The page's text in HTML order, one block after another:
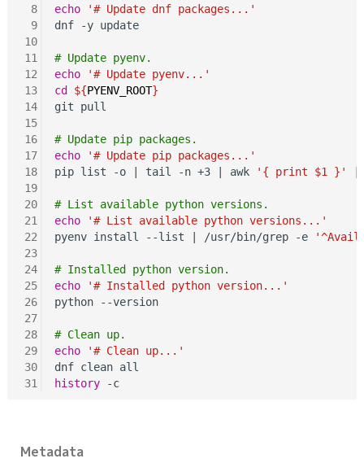
Metadata
8
9
10
11
12
13
14
15
16
17
18
19
20
21
22
23
24
25
26
27
28
29
30
31
echo
'# Update dnf packages...'
dnf -y update
# Update pyenv.
echo
'# Update pyenv...'
cd
${PYENV_ROOT}
git pull
# Update pip packages.
echo
'# Update pip packages...'
pip list -o | tail -n +3 | awk
'{ print $1 }'
# List available python versions.
echo
'# List available python versions...'
pyenv install --list | /usr/bin/grep -e
# Installed python version.
echo
'# Installed python version...'
python --version
# Clean up.
echo
'# Clean up...'
history
-c